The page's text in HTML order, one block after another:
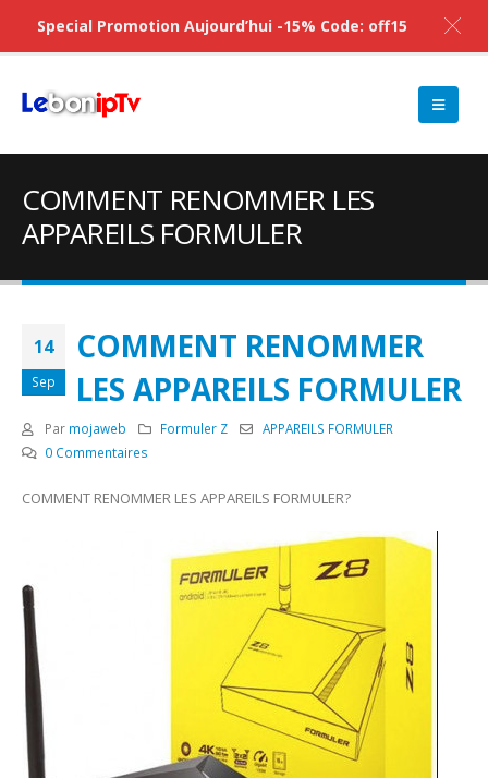
COMMENT RENOMMER LES
APPAREILS FORMULER
14
Sep
COMMENT RENOMMER
LES APPAREILS FORMULER
Par mojaweb Formuler Z
APPAREILS FORMULER
0 Commentaires
COMMENT RENOMMER LES APPAREILS FORMULER?
Special Promotion Aujourd’hui -15% Code: off15